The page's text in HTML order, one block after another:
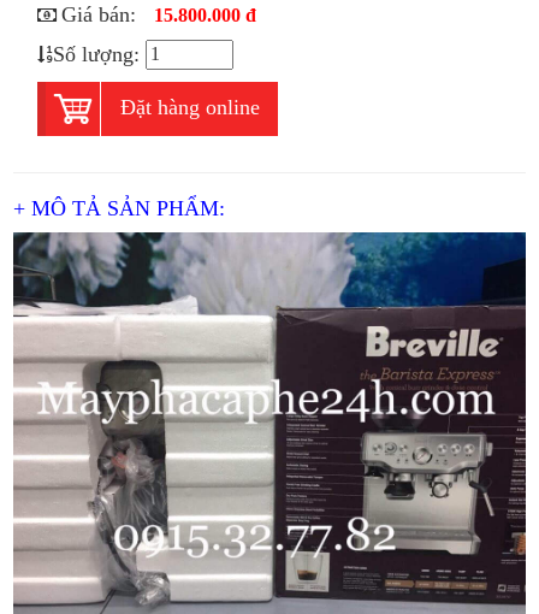
Giá bán: 15.800.000 đ
Số lượng:
Đặt hàng online
+ MÔ TẢ SẢN PHẨM: